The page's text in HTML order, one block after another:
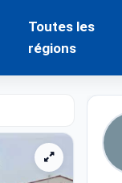
Toutes les
régions